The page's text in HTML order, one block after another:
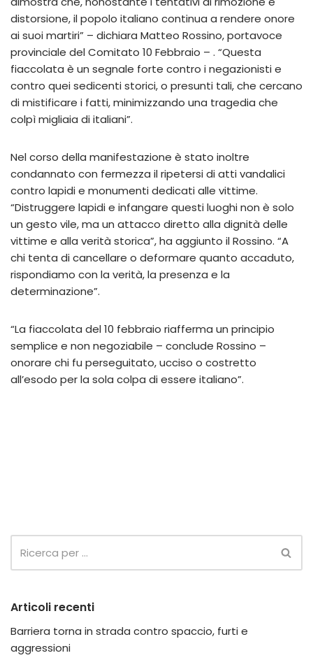
distorsione, il popolo italiano continua a rendere onore
ai suoi martiri” – dichiara Matteo Rossino, portavoce
provinciale del Comitato 10 Febbraio – . “Questa
fiaccolata è un segnale forte contro i negazionisti e
contro quei sedicenti storici, o presunti tali, che cercano
di mistificare i fatti, minimizzando una tragedia che
colpì migliaia di italiani”.
Nel corso della manifestazione è stato inoltre
condannato con fermezza il ripetersi di atti vandalici
contro lapidi e monumenti dedicati alle vittime.
“Distruggere lapidi e infangare questi luoghi non è solo
un gesto vile, ma un attacco diretto alla dignità delle
vittime e alla verità storica”, ha aggiunto il Rossino. “A
chi tenta di cancellare o deformare quanto accaduto,
rispondiamo con la verità, la presenza e la
determinazione”.
“La fiaccolata del 10 febbraio riafferma un principio
semplice e non negoziabile – conclude Rossino –
onorare chi fu perseguitato, ucciso o costretto
all’esodo per la sola colpa di essere italiano”.
Articoli recenti
Barriera torna in strada contro spaccio, furti e
aggressioni